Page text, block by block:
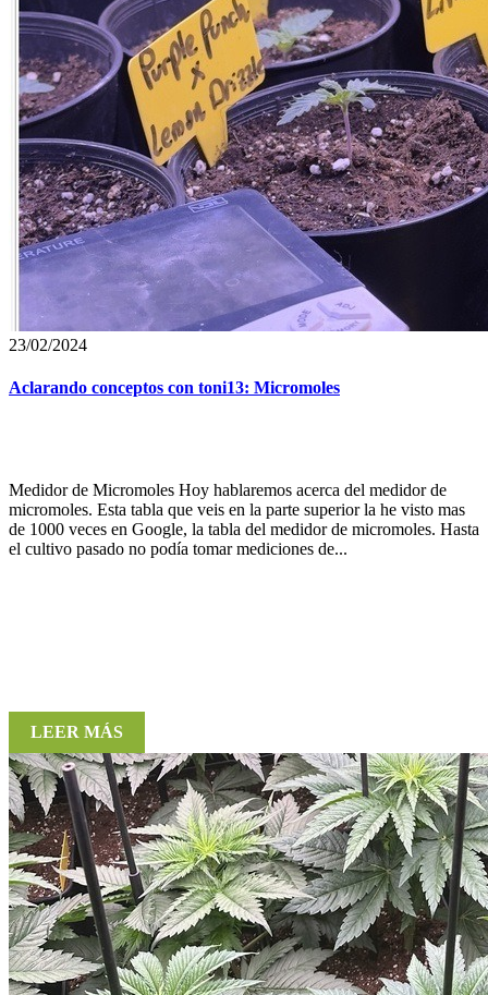
23/02/2024
Aclarando conceptos con toni13: Micromoles
Medidor de Micromoles Hoy hablaremos acerca del medidor de
micromoles. Esta tabla que veis en la parte superior la he visto mas
de 1000 veces en Google, la tabla del medidor de micromoles. Hasta
el cultivo pasado no podía tomar mediciones de...
LEER MÁS